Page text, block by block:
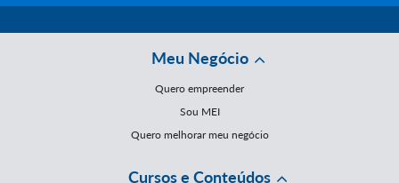
Meu Negócio
Quero empreender
Sou MEI
Quero melhorar meu negócio
Cursos e Conteúdos